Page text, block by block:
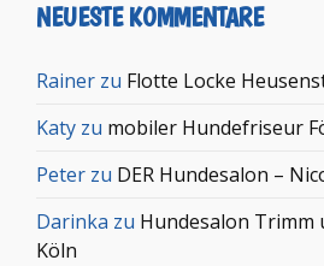
NEUESTE KOMMENTARE
Rainer zu Flotte Locke
Katy zu mobiler Hundefriseur
Peter zu DER Hundesalon –
Darinka zu Hundesalon Trimm
Köln